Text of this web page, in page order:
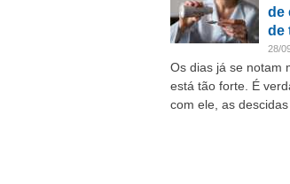
de
de
28/
Os dias já se notam
está tão forte. É
com ele, as descidas